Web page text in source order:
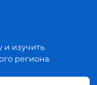
и изучить
региона.